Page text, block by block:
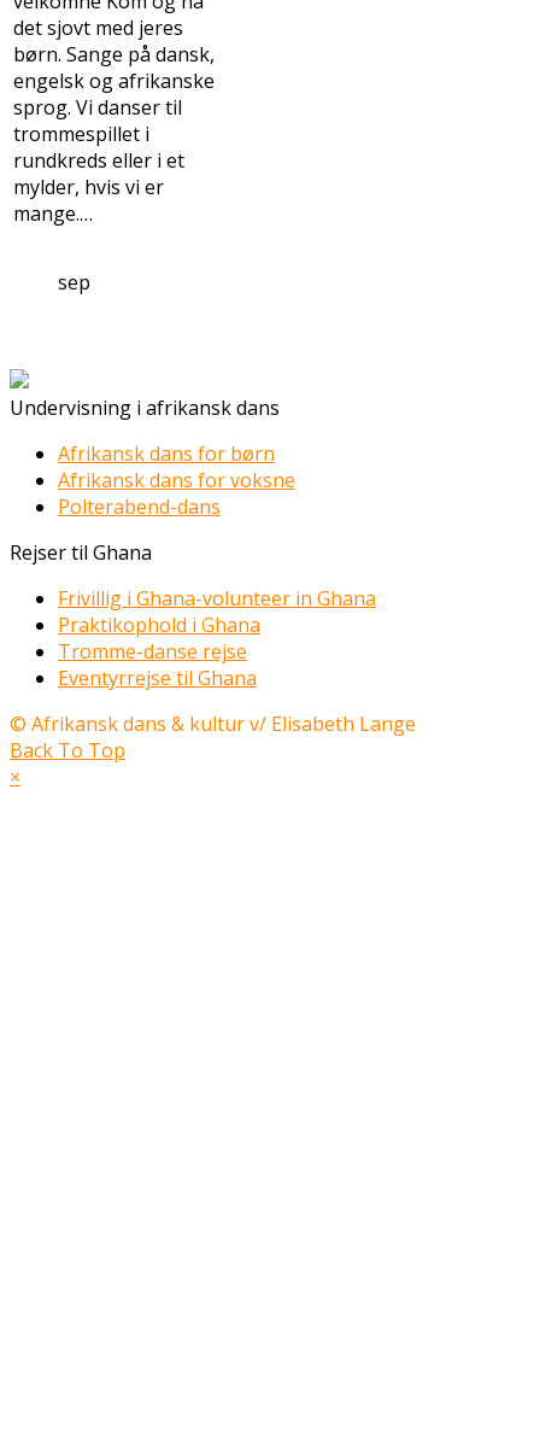
det sjovt med jeres
børn. Sange på dansk,
engelsk og afrikanske
sprog. Vi danser til
trommespillet i
rundkreds eller i et
mylder, hvis vi er
mange.…
sep
Undervisning i afrikansk dans
Afrikansk dans for børn
Afrikansk dans for voksne
Polterabend-dans
Rejser til Ghana
Frivillig i Ghana-volunteer in Ghana
Praktikophold i Ghana
Tromme-danse rejse
Eventyrrejse til Ghana
© Afrikansk dans & kultur v/ Elisabeth Lange
Back To Top
×